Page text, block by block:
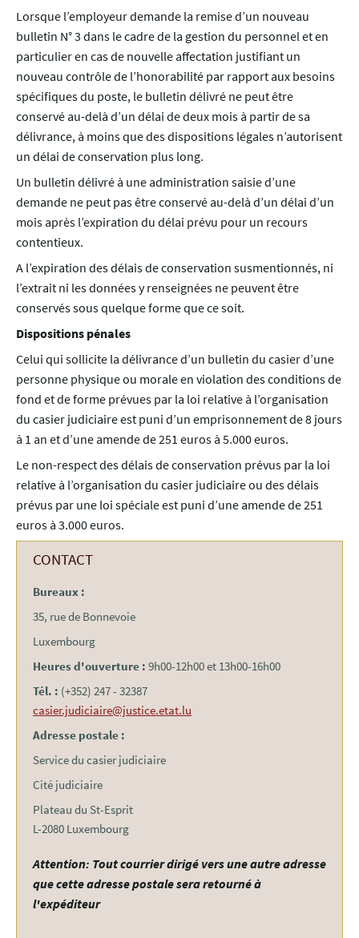
Lorsque l’employeur demande la remise d’un nouveau
bulletin N° 3 dans le cadre de la gestion du personnel et en
particulier en cas de nouvelle affectation justifiant un
nouveau contrôle de l’honorabilité par rapport aux besoins
spécifiques du poste, le bulletin délivré ne peut être
conservé au-delà d’un délai de deux mois à partir de sa
délivrance, à moins que des dispositions légales n’autorisent
un délai de conservation plus long.
Un bulletin délivré à une administration saisie d’une
demande ne peut pas être conservé au-delà d’un délai d’un
mois après l’expiration du délai prévu pour un recours
contentieux.
A l’expiration des délais de conservation susmentionnés, ni
l’extrait ni les données y renseignées ne peuvent être
conservés sous quelque forme que ce soit.
Dispositions pénales
Celui qui sollicite la délivrance d’un bulletin du casier d’une
personne physique ou morale en violation des conditions de
fond et de forme prévues par la loi relative à l’organisation
du casier judiciaire est puni d’un emprisonnement de 8 jours
à 1 an et d’une amende de 251 euros à 5.000 euros.
Le non-respect des délais de conservation prévus par la loi
relative à l’organisation du casier judiciaire ou des délais
prévus par une loi spéciale est puni d’une amende de 251
euros à 3.000 euros.
CONTACT
Bureaux :
35, rue de Bonnevoie
Luxembourg
Heures d'ouverture : 9h00-12h00 et 13h00-16h00
Tél. : (+352) 247 - 32387
casier.judiciaire@justice.etat.lu
Adresse postale :
Service du casier judiciaire
Cité judiciaire
Plateau du St-Esprit
L-2080 Luxembourg
Attention: Tout courrier dirigé vers une autre adresse
que cette adresse postale sera retourné à
l'expéditeur